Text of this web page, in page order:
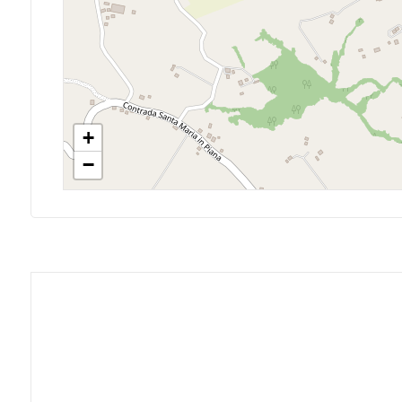
+
−
Ascensore
Nuova costruzione